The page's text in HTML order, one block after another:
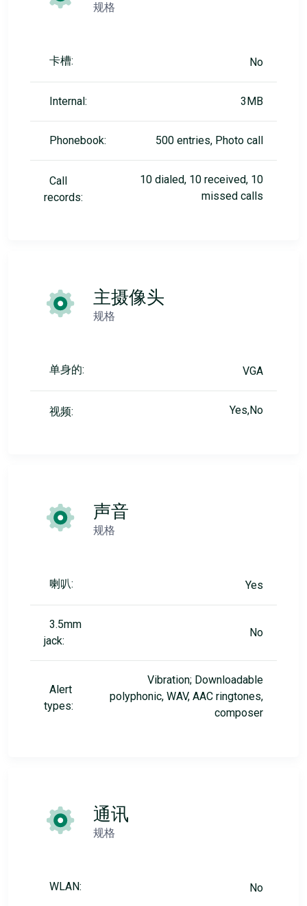
规格
卡槽: No
Internal: 3MB
Phonebook: 500 entries, Photo call
Call
records:
10 dialed, 10 received, 10
missed calls
主摄像头
规格
单身的: VGA
视频: Yes,No
声音
规格
喇叭: Yes
3.5mm
jack:
No
Alert
types:
Vibration; Downloadable
polyphonic, WAV, AAC ringtones,
composer
通讯
规格
WLAN: No